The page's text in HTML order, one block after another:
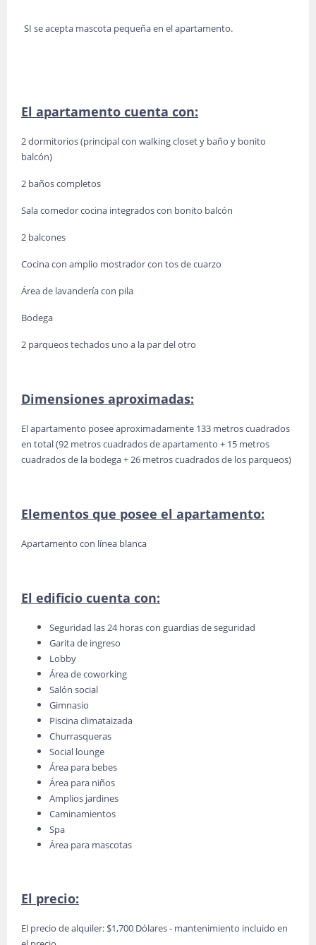
SI se acepta mascota pequeña en el apartamento.
El apartamento cuenta con:
2 dormitorios (principal con walking closet y baño y bonito
balcón)
2 baños completos
Sala comedor cocina integrados con bonito balcón
2 balcones
Cocina con amplio mostrador con tos de cuarzo
Área de lavandería con pila
Bodega
2 parqueos techados uno a la par del otro
Dimensiones aproximadas:
El apartamento posee aproximadamente 133 metros cuadrados
en total (92 metros cuadrados de apartamento + 15 metros
cuadrados de la bodega + 26 metros cuadrados de los parqueos)
Elementos que posee el apartamento:
Apartamento con línea blanca
El edificio cuenta con:
Seguridad las 24 horas con guardias de seguridad
Garita de ingreso
Lobby
Área de coworking
Salón social
Gimnasio
Piscina climataizada
Churrasqueras
Social lounge
Área para bebes
Área para niños
Amplios jardines
Caminamientos
Spa
Área para mascotas
El precio:
El precio de alquiler: $1,700 Dólares - mantenimiento incluido en